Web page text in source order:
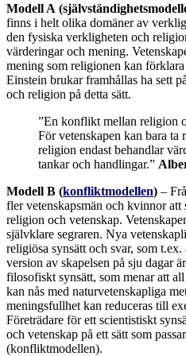
Modell A
finns i helt olika domäner av
den fysiska verkligheten och
värderingar och mening.
mening som religionen kan
Einstein brukar framhållas ha sett
och religion på detta sätt.
”En konflikt mellan religion
För vetenskapen kan bara ta
religion endast behandlar
tankar och handlingar.”
Modell B (konfliktmodellen) –
fler vetenskapsmän och kvinnor att
religion och vetenskap.
självklare segraren. Nya
religiösa synsätt och svar, som
version av skapelsen på sju dagar
filosofiskt synsätt, som menar att
kan nås med naturvetenskapliga
meningsfullhet kan reduceras till
Företrädare för ett scientistiskt
och vetenskap på ett sätt som
(konfliktmodellen).